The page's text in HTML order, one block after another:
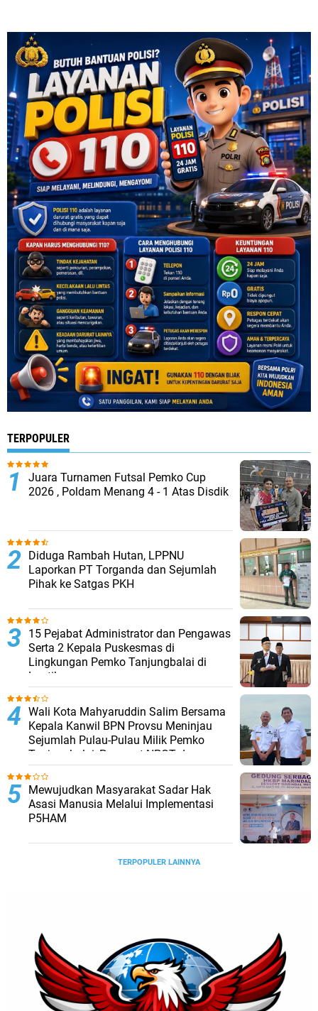
TERPOPULER
Juara Turnamen Futsal Pemko Cup
2026 , Poldam Menang 4 - 1 Atas Disdik
Diduga Rambah Hutan, LPPNU
Laporkan PT Torganda dan Sejumlah
Pihak ke Satgas PKH
15 Pejabat Administrator dan Pengawas
Serta 2 Kepala Puskesmas di
Lingkungan Pemko Tanjungbalai di
Lantik
Wali Kota Mahyaruddin Salim Bersama
Kepala Kanwil BPN Provsu Meninjau
Sejumlah Pulau-Pulau Milik Pemko
Tanjungbalai, Percepat NPGT dan
Sertifikasi Aset
Mewujudkan Masyarakat Sadar Hak
Asasi Manusia Melalui Implementasi
P5HAM
TERPOPULER LAINNYA